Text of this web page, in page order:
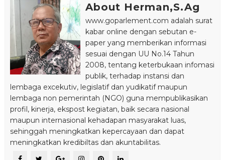
About Herman,S.Ag
www.goparlement.com adalah surat
kabar online dengan sebutan e-
paper yang memberikan informasi
sesuai dengan UU No.14 Tahun
2008, tentang keterbukaan infomasi
publik, terhadap instansi dan
lembaga excekutiv, legislatif dan yudikatif maupun
lembaga non pemerintah (NGO) guna mempublikasikan
profil, kinerja, ekspost kegiatan, baik secara nasional
maupun internasional kehadapan masyarakat luas,
sehinggah meningkatkan kepercayaan dan dapat
meningkatkan kredibiltas dan akuntabilitas.